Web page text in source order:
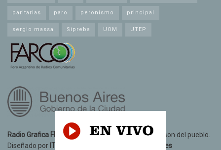
paritarias paro peronismo principal
sergio massa Sipreba UOM UTEP
Radio Grafica FM 89.3© 2021. Todos los derechos son del pueblo.
Diseñado por IT10 Informatica y Telecomunicaciones